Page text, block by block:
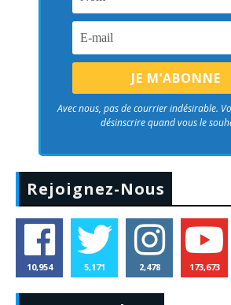
Avec nous, pas de courrier indésirable.
désinscrire quand vous le
Rejoignez-Nous
10,954 5,171 2,478 173,673